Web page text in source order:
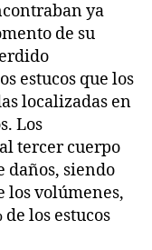
ya
de su
estucos que los
localizadas en
Los
tercer cuerpo
daños, siendo
los volúmenes,
los estucos